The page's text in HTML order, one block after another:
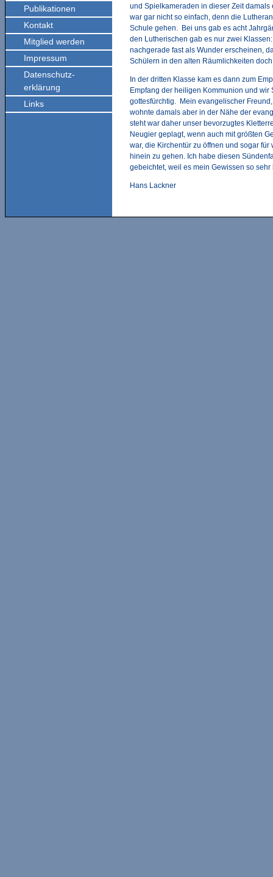
Publikationen
Kontakt
Mitglied werden
Impressum
Datenschutz-
erklärung
Links
und Spielkameraden in dieser Zeit
war gar nicht so einfach, denn die
Schule gehen. Bei uns gab es acht
den Lutherischen gab es nur zwei
nachgerade fast als Wunder erscheinen,
Schülern in den alten Räumlichkeiten
In der dritten Klasse kam es dann zum
Empfang der heiligen Kommunion und
gottesfürchtig. Mein evangelischer
wohnte damals aber in der Nähe der
steht war daher unser bevorzugtes
Neugier geplagt, wenn auch mit größten
war, die Kirchentür zu öffnen und sogar
hinein zu gehen. Ich habe diesen
gebeichtet, weil es mein Gewissen so sehr
Hans Lackner